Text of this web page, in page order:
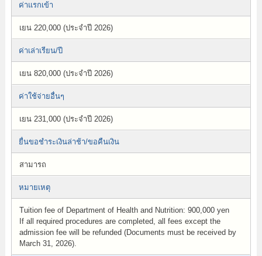
ค่าแรกเข้า
เยน 220,000 (ประจำปี 2026)
ค่าเล่าเรียน/ปี
เยน 820,000 (ประจำปี 2026)
ค่าใช้จ่ายอื่นๆ
เยน 231,000 (ประจำปี 2026)
ยื่นขอชำระเงินล่าช้า/ขอคืนเงิน
สามารถ
หมายเหตุ
Tuition fee of Department of Health and Nutrition: 900,000 yen
If all required procedures are completed, all fees except the
admission fee will be refunded (Documents must be received by
March 31, 2026).